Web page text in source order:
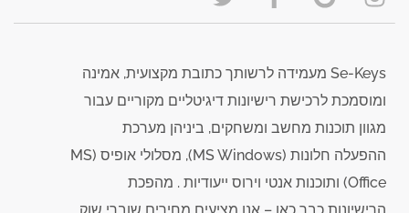
Se-Keys מעמידה לרשותך כתובת מקצועית, אמינה
ומוסמכת לרכישת רישיונות דיגיטליים מקוריים עבור
מגוון תוכנות מחשב ומשחקים, ביניהן מערכת
ההפעלה חלונות (MS Windows), מסלולי אופיס (MS
Office) ותוכנות אנטי וירוס ייעודיות . מהפכת